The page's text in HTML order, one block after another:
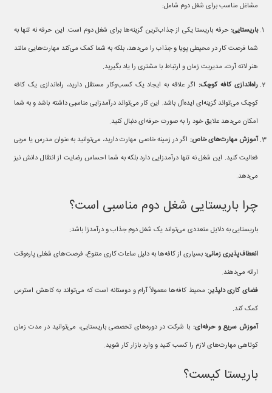
مشاغل مناسب برای شغل دوم شامل:
باریستایی: حرفه باریستا یکی از جذاب‌ترین گزینه‌ها برای شغل دوم است. این حرفه نه تنها به
شما فرصت کار در محیطی پویا و جذاب را می‌دهد، بلکه به شما کمک می‌کند مهارت‌هایی مانند
هنر لاته آرت، مدیریت زمان و ارتباط با مشتری را یاد بگیرید.
راه‌اندازی کافه کوچک: اگر علاقه به ایجاد یک کسب‌وکار مستقل دارید، راه‌اندازی یک کافه
کوچک می‌تواند گزینه‌ای ایده‌آل باشد. این کار می‌تواند درآمدزایی مناسبی داشته باشد و به شما
امکان می‌دهد علایق خود را به صورت حرفه‌ای دنبال کنید.
آموزش مهارت‌های خاص: اگر در زمینه خاصی مهارت دارید، می‌توانید به عنوان مدرس یا مربی
فعالیت کنید. این شغل نه تنها درآمدزایی دارد بلکه به شما احساس رضایت از انتقال دانش نیز
می‌دهد.
چرا باریستایی شغل دوم مناسبی است؟
باریستایی به دلایل متعددی می‌تواند یک شغل دوم جذاب و درآمدزا باشد:
انعطاف‌پذیری زمانی: بسیاری از کافه‌ها به دلیل ساعات کاری متنوع، فرصت‌های شغلی پاره‌وقت
ارائه می‌دهند.
فضای کاری دلپذیر: محیط کافه‌ها معمولاً آرام و دوستانه است که می‌تواند به کاهش استرس
کمک کند.
آموزش سریع و حرفه‌ای: با شرکت در دوره‌های تخصصی باریستایی، می‌توانید در مدت زمان
کوتاهی مهارت‌های لازم را کسب کنید و وارد بازار کار شوید.
باریستا کیست؟